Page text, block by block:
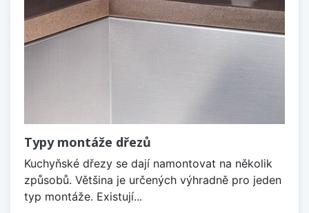
Typy montáže dřezů
Kuchyňské dřezy se dají namontovat na několik
způsobů. Většina je určených výhradně pro jeden
typ montáže. Existují...